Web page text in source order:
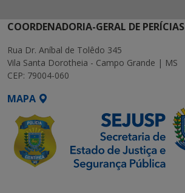
COORDENADORIA-GERAL DE PERÍCIAS
Rua Dr. Aníbal de Tolêdo 345
Vila Santa Dorotheia - Campo Grande | MS
CEP: 79004-060
MAPA